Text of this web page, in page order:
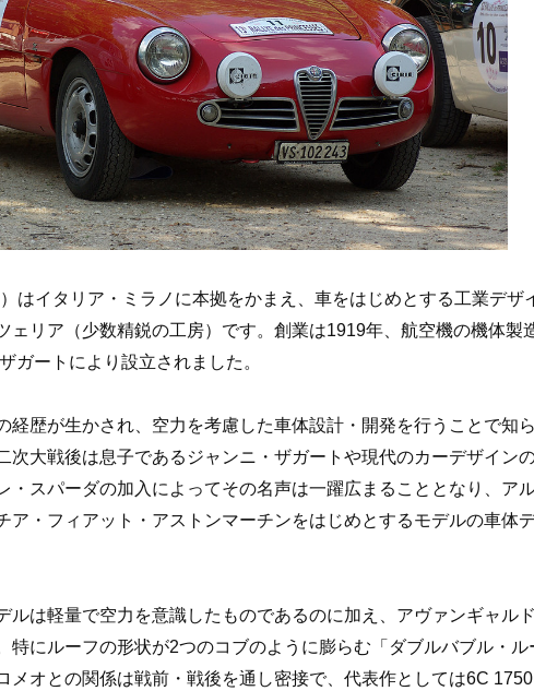
はイタリア・ミラノに本拠をかまえ、車をはじめとする工業デザ
ェリア（少数精鋭の工房）です。創業は1919年、航空機の機体製
ガートにより設立されました。
経歴が生かされ、空力を考慮した車体設計・開発を行うことで知ら
次大戦後は息子であるジャンニ・ザガートや現代のカーデザイン
・スパーダの加入によってその名声は一躍広まることとなり、ア
ア・フィアット・アストンマーチンをはじめとするモデルの車体
ルは軽量で空力を意識したものであるのに加え、アヴァンギャル
特にルーフの形状が2つのコブのように膨らむ「ダブルバブル・ル
メオとの関係は戦前・戦後を通し密接で、代表作としては6C